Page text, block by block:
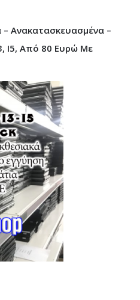
Ανακατασκευασμένα –
I5, Από 80 Ευρώ Με